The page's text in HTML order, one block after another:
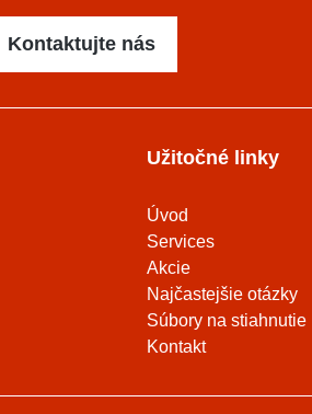
Kontaktujte nás
Užitočné linky
Úvod
Services
Akcie
Najčastejšie otázky
Súbory na stiahnutie
Kontakt